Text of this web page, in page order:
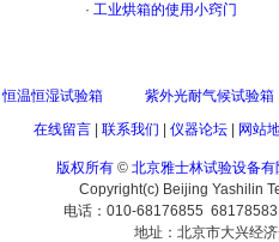
· 工业烘箱的使用小窍门
恒温恒湿试验箱
紫外光耐气候试验箱
在线留言| 联系我们 仪器论坛| 网站
版权所有 © 北京雅士林试验设备有
Copyright(c) Beijing Yashilin
电话：010-68176855
地址：北京市大兴经